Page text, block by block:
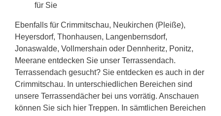
für Sie
Ebenfalls für Crimmitschau, Neukirchen (Pleiße),
Heyersdorf, Thonhausen, Langenbernsdorf,
Jonaswalde, Vollmershain oder Dennheritz, Ponitz,
Meerane entdecken Sie unser Terrassendach.
Terrassendach gesucht? Sie entdecken es auch in der
Crimmitschau. In unterschiedlichen Bereichen sind
unsere Terrassendächer bei uns vorrätig. Anschauen
können Sie sich hier Treppen. In sämtlichen Bereichen